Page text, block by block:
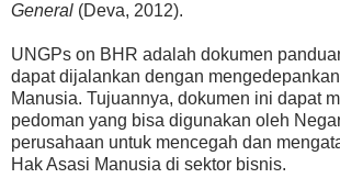
General (Deva, 2012).
UNGPs on BHR adalah dokumen
dapat dijalankan dengan
Manusia. Tujuannya, dokumen ini dapat
pedoman yang bisa digunakan oleh
perusahaan untuk mencegah dan
Hak Asasi Manusia di sektor bisnis.